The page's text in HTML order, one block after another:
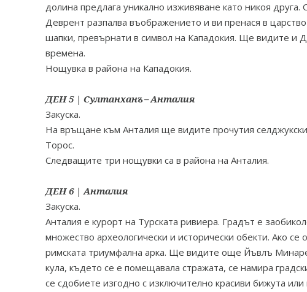
долина предлага уникално изживяване като никоя
Деврент разпалва въображението и ви пренася в
шапки, превърнати в символ на Кападокия. Ще видите и
времена.
Нощувка в района на Кападокия.
ДЕН 5 | Султанханъ – Анталия
Закуска.
На връщане към Анталия ще видите прочутия
Торос.
Следващите три нощувки са в района на Анталия.
ДЕН 6 | Анталия
Закуска.
Анталия е курорт на Турската ривиера. Градът е
множество археологически и исторически обекти. Ако
римската триумфална арка. Ще видите още Йъвлъ
кула, където се е помещавала стражата, се намира
се сдобиете изгодно с изключително красиви бижута